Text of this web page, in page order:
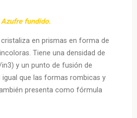
Azufre fundido.
en prismas en forma de
Tiene una densidad de
y un punto de fusión de
igual que las formas rombicas y
presenta como fórmula